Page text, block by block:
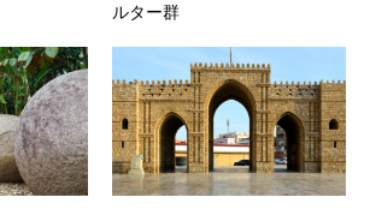
ルター群